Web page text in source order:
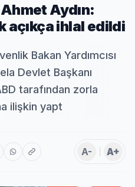
Ahmet Aydın:
açıkça ihlal edildi
Bakan Yardımcısı
Devlet Başkanı
tarafından zorla
ilişkin yapt
A- A+